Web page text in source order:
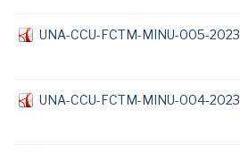
UNA-CCU-FCTM-MINU-005-2023
UNA-CCU-FCTM-MINU-004-2023